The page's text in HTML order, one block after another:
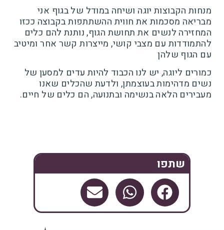
מנחות הקבוצות יוגה ושיחה במודל של בגוף אני
מבריאה מסכמות את חווית ההשתתפות בקבוצה ככזו
המחזירה לנשים את תחושת הגוף, נותנת להם כלים
להתמודדות עם מצבי קושי, מייצרות קשר אחר ומיטיב
עם הגוף שלהן
כמורים ליוגה, יש לנו הכבוד להיות עדים למסען של
נשים מדהימות בעוצמתן, ולדעת שהכלים שאנו
מעבירים הלאה בנשימה ובתנועה, הם כלים של חיים.
שתפו